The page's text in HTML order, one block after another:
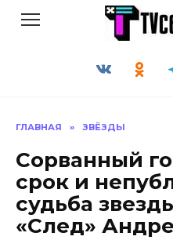
ГЛАВНАЯ » ЗВЁЗДЫ
Сорванный
срок и
судьба
«След»